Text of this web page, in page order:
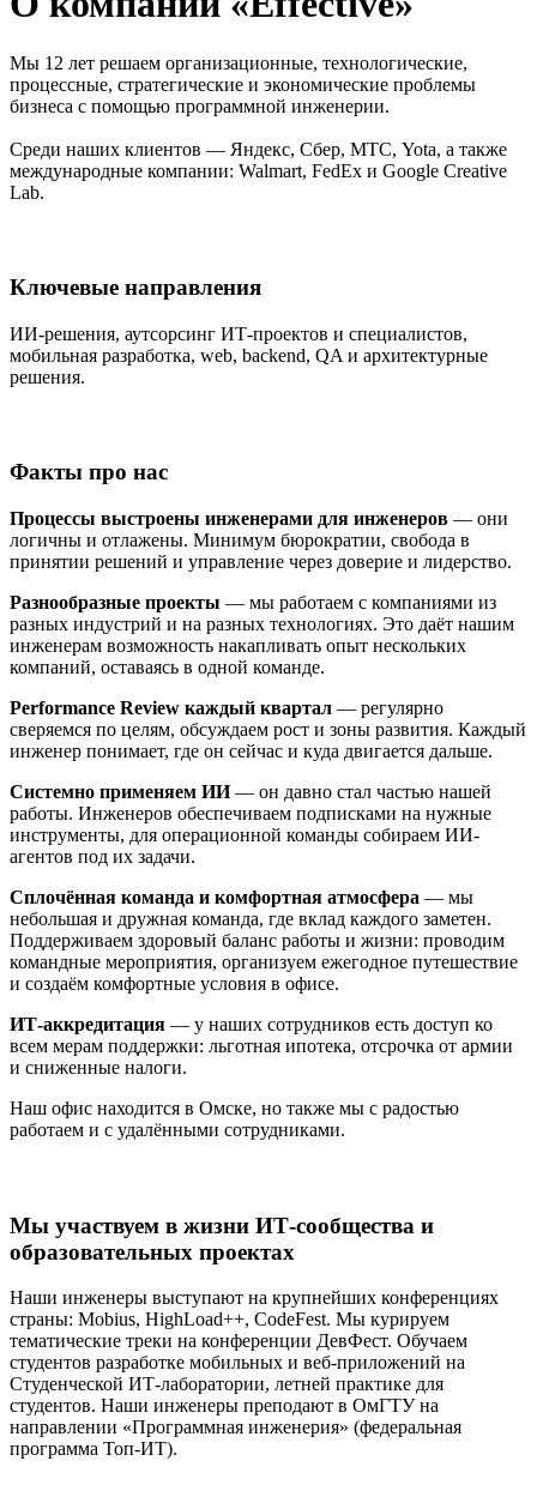
Мы 12 лет решаем организационные, технологические,
процессные, стратегические и экономические проблемы
бизнеса с помощью программной инженерии.
Среди наших клиентов — Яндекс, Сбер, МТС, Yota, а также
международные компании: Walmart, FedEx и Google Creative
Lab.
Ключевые направления
ИИ-решения, аутсорсинг ИТ-проектов и специалистов,
мобильная разработка, web, backend, QA и архитектурные
решения.
Факты про нас
Процессы выстроены инженерами для инженеров — они
логичны и отлажены. Минимум бюрократии, свобода в
принятии решений и управление через доверие и лидерство.
Разнообразные проекты — мы работаем с компаниями из
разных индустрий и на разных технологиях. Это даёт нашим
инженерам возможность накапливать опыт нескольких
компаний, оставаясь в одной команде.
Performance Review каждый квартал — регулярно
сверяемся по целям, обсуждаем рост и зоны развития. Каждый
инженер понимает, где он сейчас и куда двигается дальше.
Системно применяем ИИ— он давно стал частью нашей
работы. Инженеров обеспечиваем подписками на нужные
инструменты, для операционной команды собираем ИИ-
агентов под их задачи.
Сплочённая команда и комфортная атмосфера — мы
небольшая и дружная команда, где вклад каждого заметен.
Поддерживаем здоровый баланс работы и жизни: проводим
командные мероприятия, организуем ежегодное путешествие
и создаём комфортные условия в офисе.
ИТ-аккредитация — у наших сотрудников есть доступ ко
всем мерам поддержки: льготная ипотека, отсрочка от армии
и сниженные налоги.
Наш офис находится в Омске, но также мы с радостью
работаем и с удалёнными сотрудниками.
Мы участвуем в жизни ИТ-сообщества и
образовательных проектах
Наши инженеры выступают на крупнейших конференциях
страны: Mobius, HighLoad++, CodeFest. Мы курируем
тематические треки на конференции ДевФест. Обучаем
студентов разработке мобильных и веб-приложений на
Студенческой ИТ-лаборатории, летней практике для
студентов. Наши инженеры преподают в ОмГТУ на
направлении «Программная инженерия» (федеральная
программа Топ-ИТ).